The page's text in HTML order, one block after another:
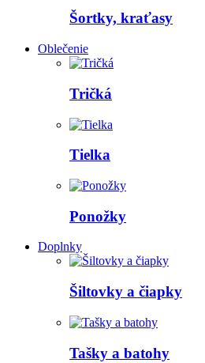
Šortky, kraťasy
Oblečenie
Tričká
Tielka
Ponožky
Doplnky
Šiltovky a čiapky
Tašky a batohy